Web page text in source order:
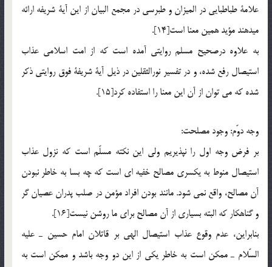
علامة طباطبايي در الميزان و طبرسي در مجمع البيان از اين آية شريفه ارائه
ميدهند مؤيد همين معنا است[14].
به علاوه درصحيح مسلم روايتي آمده است كه از امت اسلامي عذاب
استيصال رفع شده، و در تفسير نورالثقلين در ذيل آية شريفة فوق روايتي ذكر
شده كه مي توان از آن اين معنا را استفاده كرد[15].
وجه دوّم: وجود مصلحت:
بر فرض وجه اول را نپذيريم ولي اين نكته مسلّم است كه نزول عذاب
استيصال منوط به يكسري مصالح خفيه اي است كه چه بسا به خاطر نبودن
آن مصالح، واقع نمي شود. مانند بودن افراد مؤمن در صلب پدران عصيان گر
و گناهكار كه البته بسياري از آن مصالح براي ما روشن نيست[16].
بنابراين، عدم وقوع عذاب استيصال الهي بر قاتلان امام حسين ـ عليه
السّلام ـ ممكن است به خاطر يكي از اين دو وجه باشد و ممكن است به